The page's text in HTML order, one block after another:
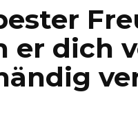
er dich